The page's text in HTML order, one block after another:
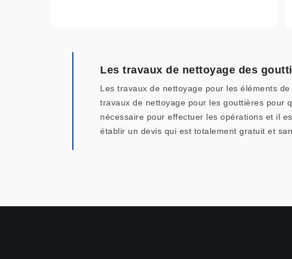
Les travaux de nettoyage des
Les travaux de nettoyage pour les éléments
travaux de nettoyage pour les gouttières pour
nécessaire pour effectuer les opérations et il
établir un devis qui est totalement gratuit et